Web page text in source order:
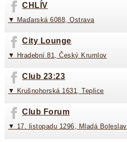
CHLÍV
▼ Maďarská 6088, Ostrava
City Lounge
▼ Hradební 81, Český Krumlov
Club 23:23
▼ Krušnohorská 1631, Teplice
Club Forum
▼ 17. listopadu 1296, Mladá Boleslav